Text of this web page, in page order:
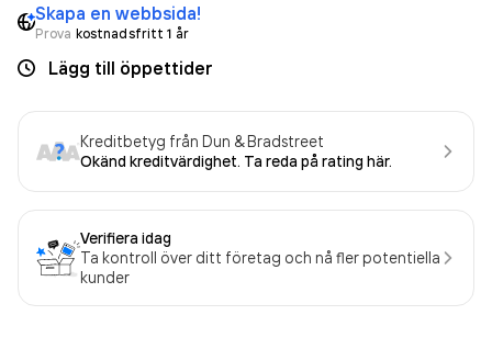
Skapa en webbsida!
Prova kostnadsfritt 1 år
Lägg till öppettider
Kreditbetyg från Dun & Bradstreet
Okänd kreditvärdighet. Ta reda på rating här.
Verifiera idag
Ta kontroll över ditt företag och nå fler potentiella
kunder